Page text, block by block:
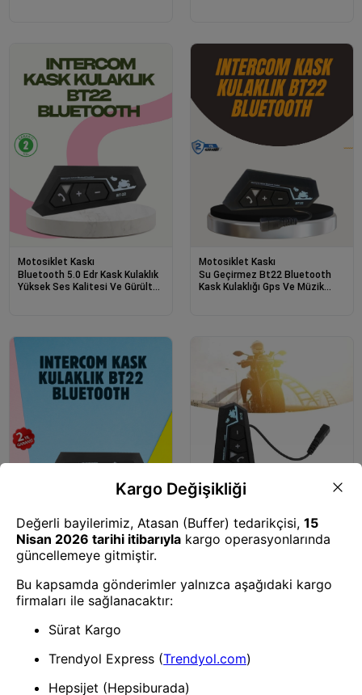
Motosiklet Kaskı
Bluetooth 5.0 Edr Kask Kulaklık
Yüksek Ses Kalitesi Ve Gürültü
Motosiklet Kaskı
Su Geçirmez Bt22 Bluetooth
Kask Kulaklığı Gps Ve Müzik
Motosiklet Kaskı
Bluetooth Kulaklık İnterkom
Destekli
Motosiklet Kaskı